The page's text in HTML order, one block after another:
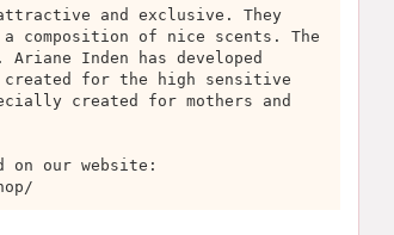
and exclusive. They
composition of nice scents. The
Inden has developed
created for the high sensitive
created for mothers and
on our website: